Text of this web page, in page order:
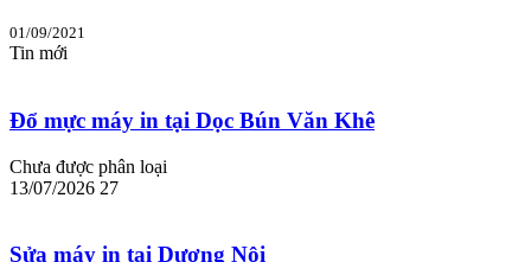
01/09/2021
Tin mới
Đổ mực máy in tại Dọc Bún Văn Khê
Chưa được phân loại
13/07/2026 27
Sửa máy in tại Dương Nội